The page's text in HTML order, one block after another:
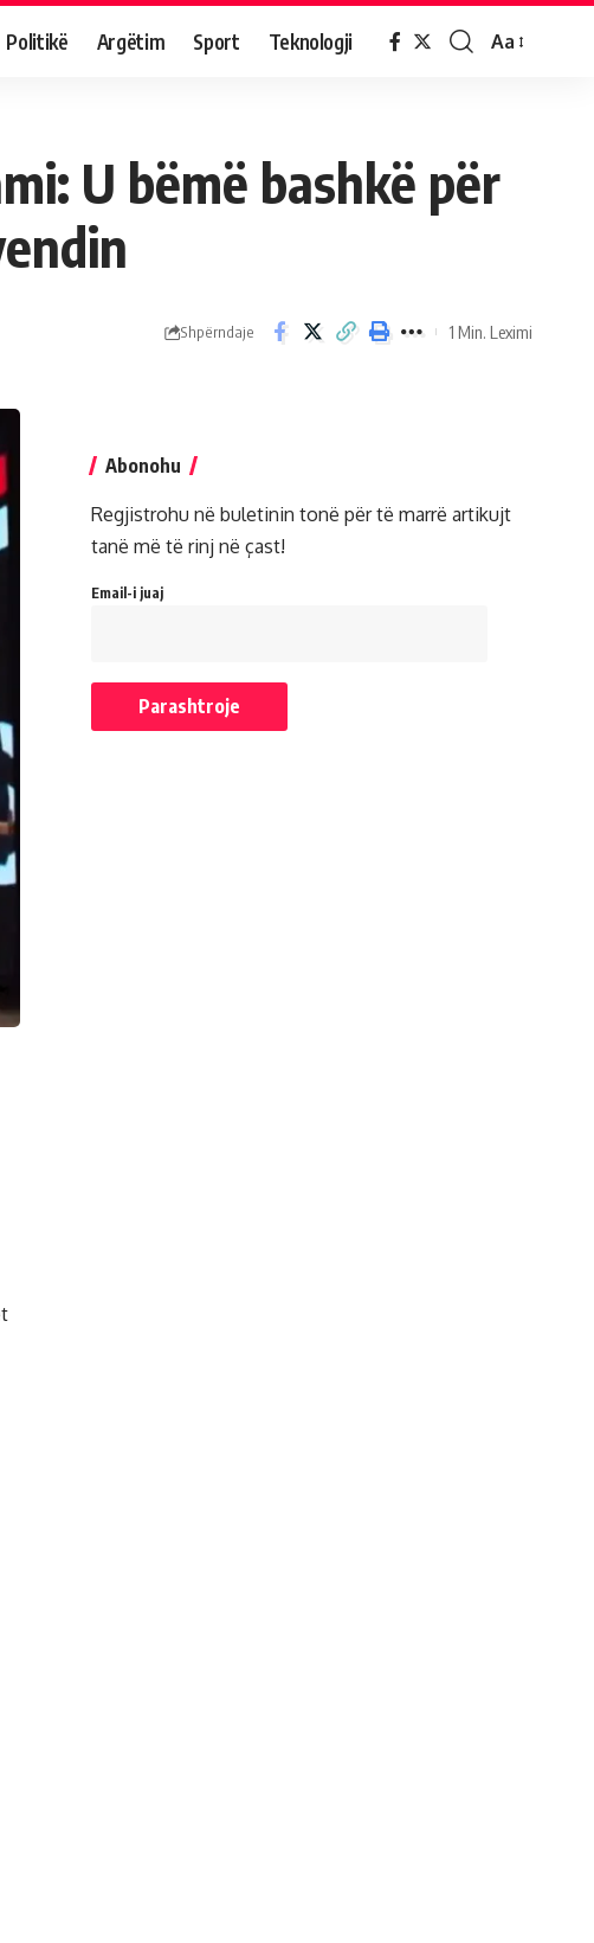
Politikë Argëtim Sport Teknologji Aa
U bëmë bashkë për
Shpërndaje 1 Min. Leximi
Abonohu
Regjistrohu në buletinin tonë për të marrë artikujt
tanë më të rinj në çast!
Email-i juaj